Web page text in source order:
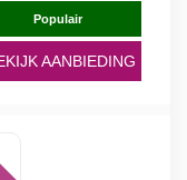
Populair
AANBIEDING